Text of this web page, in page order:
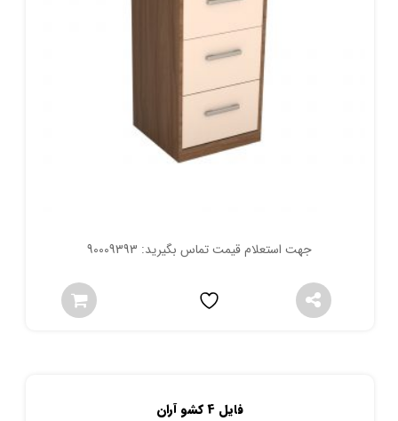
جهت استعلام قیمت تماس بگیرید: 90009393
فایل 4 کشو آران